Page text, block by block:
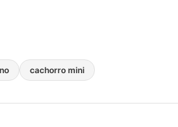
cachorro mini